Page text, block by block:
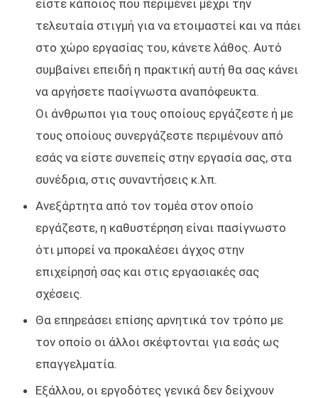
είστε κάποιος που περιμένει μέχρι την
τελευταία στιγμή για να ετοιμαστεί και να πάει
στο χώρο εργασίας του, κάνετε λάθος. Αυτό
συμβαίνει επειδή η πρακτική αυτή θα σας κάνει
να αργήσετε πασίγνωστα αναπόφευκτα.
Οι άνθρωποι για τους οποίους εργάζεστε ή με
τους οποίους συνεργάζεστε περιμένουν από
εσάς να είστε συνεπείς στην εργασία σας, στα
συνέδρια, στις συναντήσεις κ.λπ.
Ανεξάρτητα από τον τομέα στον οποίο
εργάζεστε, η καθυστέρηση είναι πασίγνωστο
ότι μπορεί να προκαλέσει άγχος στην
επιχείρησή σας και στις εργασιακές σας
σχέσεις.
Θα επηρεάσει επίσης αρνητικά τον τρόπο με
τον οποίο οι άλλοι σκέφτονται για εσάς ως
επαγγελματία.
Εξάλλου, οι εργοδότες γενικά δεν δείχνουν